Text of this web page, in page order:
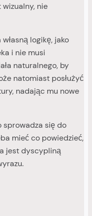
wizualny, nie
logikę, jako
i nie musi
naturalnego, by
natomiast posłużyć
nadając mu nowe
się do
mieć co powiedzieć,
jest dyscypliną